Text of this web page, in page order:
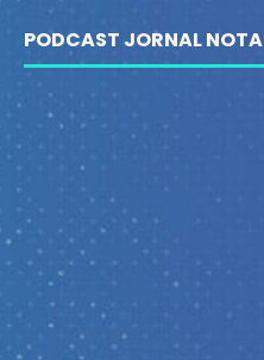
PODCAST JORNAL NOTA